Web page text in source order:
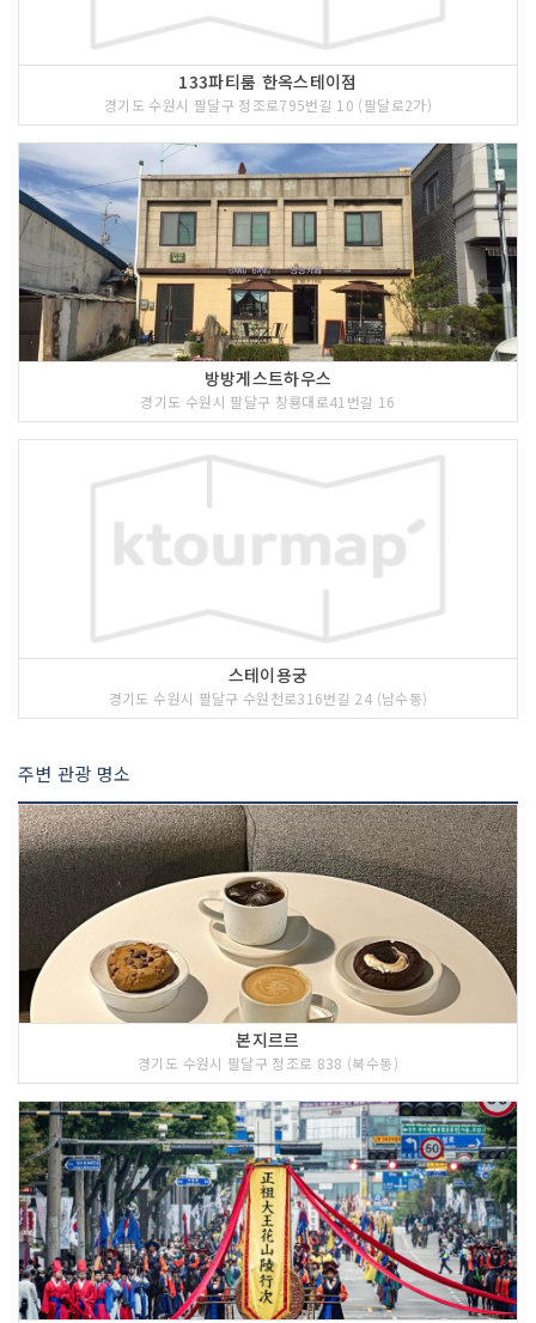
133파티룸 한옥스테이점
경기도 수원시 팔달구 정조로795번길 10 (팔달로2가)
방방게스트하우스
경기도 수원시 팔달구 창룡대로41번길 16
스테이용궁
경기도 수원시 팔달구 수원천로316번길 24 (남수동)
주변 관광 명소
본지르르
경기도 수원시 팔달구 정조로 838 (북수동)